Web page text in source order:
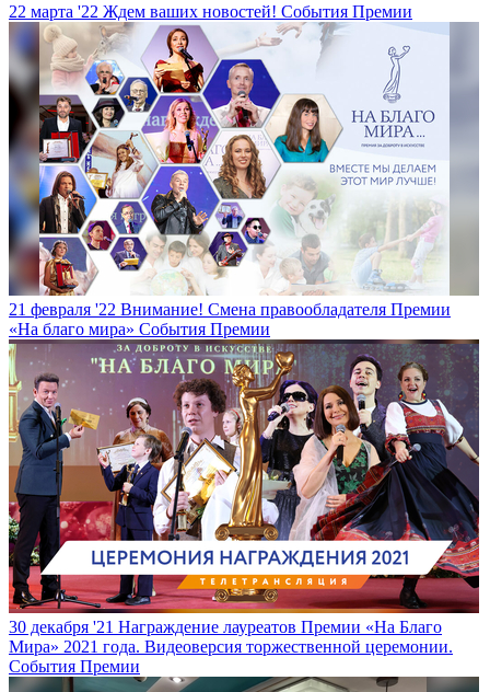
22 марта '22 Ждем ваших новостей! События Премии
21 февраля '22 Внимание! Смена правообладателя Премии
«На благо мира» События Премии
30 декабря '21 Награждение лауреатов Премии «На Благо
Мира» 2021 года. Видеоверсия торжественной церемонии.
События Премии